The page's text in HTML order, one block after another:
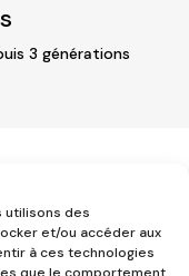
utilisons des
et/ou accéder aux
à ces technologies
3 générations